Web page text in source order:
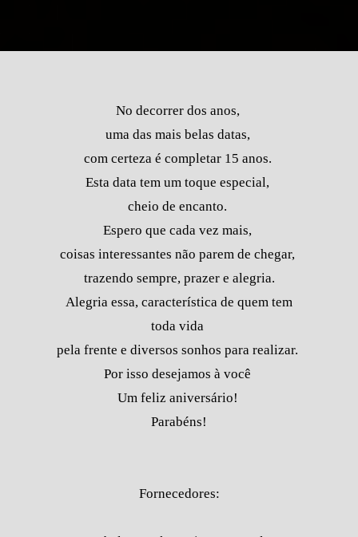
No decorrer dos anos,
uma das mais belas datas,
com certeza é completar 15 anos.
Esta data tem um toque especial,
cheio de encanto.
Espero que cada vez mais,
coisas interessantes não parem de chegar,
trazendo sempre, prazer e alegria.
Alegria essa, característica de quem tem
toda vida
pela frente e diversos sonhos para realizar.
Por isso desejamos à você
Um feliz aniversário!
Parabéns!
Fornecedores: